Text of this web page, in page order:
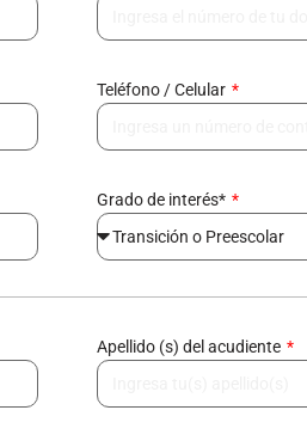
Teléfono / Celular
Grado de interés*
Apellido (s) del acudiente